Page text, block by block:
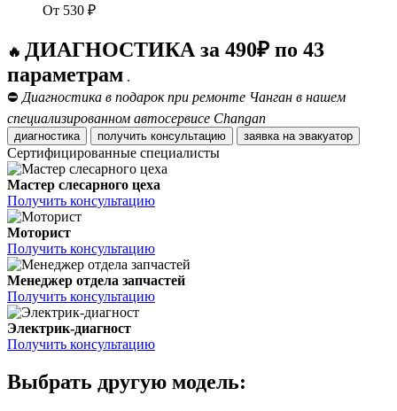
От 530 ₽
🔥 ДИАГНОСТИКА за 490₽ по 43
параметрам .
⛔ Диагностика в подарок при ремонте Чанган в нашем
специализированном автосервисе Changan
диагностика получить консультацию заявка на эвакуатор
Сертифицированные специалисты
Мастер слесарного цеха
Получить консультацию
Моторист
Получить консультацию
Менеджер отдела запчастей
Получить консультацию
Электрик-диагност
Получить консультацию
Выбрать другую модель: